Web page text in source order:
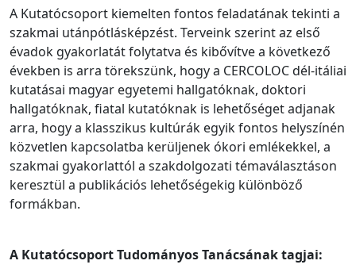
A Kutatócsoport kiemelten fontos feladatának tekinti a
szakmai utánpótlásképzést. Terveink szerint az első
évadok gyakorlatát folytatva és kibővítve a következő
években is arra törekszünk, hogy a CERCOLOC dél-itáliai
kutatásai magyar egyetemi hallgatóknak, doktori
hallgatóknak, fiatal kutatóknak is lehetőséget adjanak
arra, hogy a klasszikus kultúrák egyik fontos helyszínén
közvetlen kapcsolatba kerüljenek ókori emlékekkel, a
szakmai gyakorlattól a szakdolgozati témaválasztáson
keresztül a publikációs lehetőségekig különböző
formákban.
A Kutatócsoport Tudományos Tanácsának tagjai: